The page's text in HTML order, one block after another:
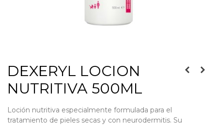
DEXERYL LOCION
NUTRITIVA 500ML
Loción nutritiva especialmente formulada para el
tratamiento de pieles secas y con neurodermitis. Su